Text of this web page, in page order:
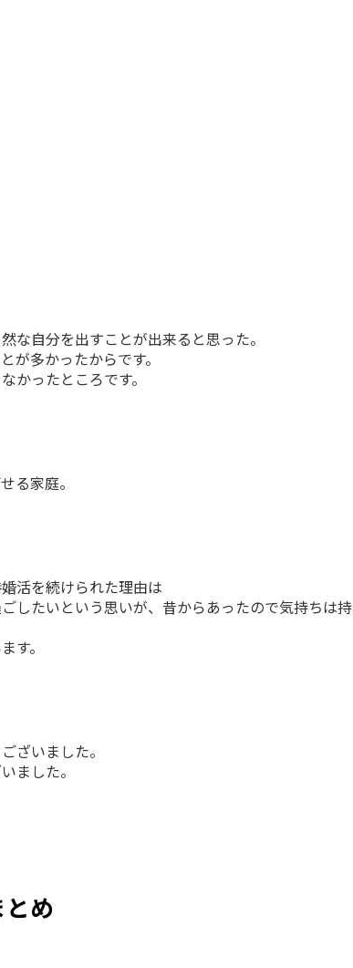
な自分を出すことが出来ると思った。
が多かったからです。
かったところです。
る家庭。
活を続けられた理由は
したいという思いが、昔からあったので気持ちは持
す。
ざいました。
ました。
とめ